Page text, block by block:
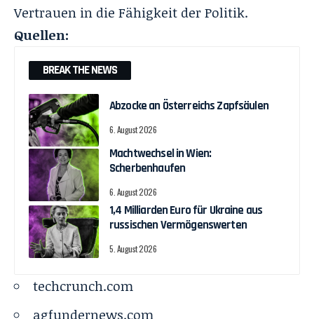
Vertrauen in die Fähigkeit der Politik.
Quellen:
BREAK THE NEWS
Abzocke an Österreichs Zapfsäulen
6. August 2026
Machtwechsel in Wien:
Scherbenhaufen
6. August 2026
1,4 Milliarden Euro für Ukraine aus
russischen Vermögenswerten
5. August 2026
techcrunch.com
agfundernews.com